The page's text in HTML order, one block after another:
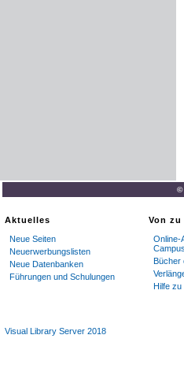
©
Aktuelles
Neue Seiten
Neuerwerbungslisten
Neue Datenbanken
Führungen und Schulungen
Von zu
Online-
Bücher
Hilfe zu
Visual Library Server 2018